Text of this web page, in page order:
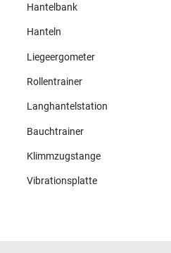
Hantelbank
Hanteln
Liegeergometer
Rollentrainer
Langhantelstation
Bauchtrainer
Klimmzugstange
Vibrationsplatte